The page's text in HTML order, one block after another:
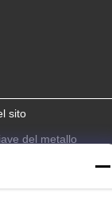
sito
del metallo
IMEGA